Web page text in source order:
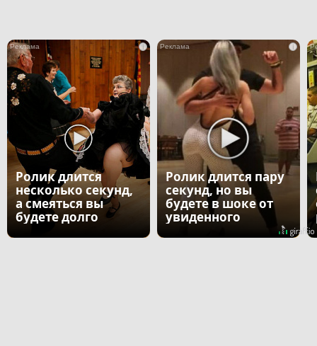
i
Ролик длится
несколько секунд,
а смеяться вы
будете долго
i
Ролик длится пару
секунд, но вы
будете в шоке от
увиденного